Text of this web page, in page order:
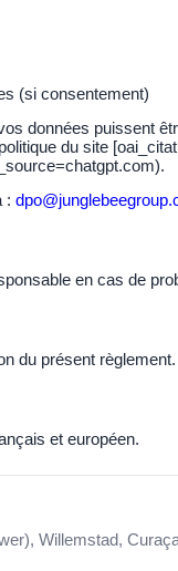
(si consentement)
données puissent
du site
:
en cas de
du présent règlement.
et européen.
Willemstad,